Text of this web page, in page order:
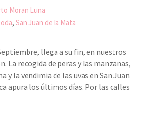
Moran Luna
,San Juan de la Mata
llega a su fin, en nuestros
La recogida de peras y las manzanas,
y la vendimia de las uvas en San Juan
apura los últimos días. Por las calles